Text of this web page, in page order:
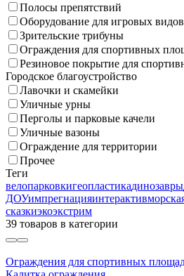
Полосы препятствий
Оборудование для игровых
Зрительские трибуны
Ограждения для спортивных
Резиновое покрытие для
Городское благоустройство
Лавочки и скамейки
Уличные урны
Перголы и парковые качели
Уличные вазоны
Ограждение для территории
Прочее
Теги
велопарковкигеопластикадинозавры
ДОУимпрегнацияинтерактив
сказкиэкоэкстрим
39 товаров в категории
Ограждения для спортивных